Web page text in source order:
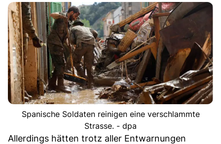
Spanische Soldaten reinigen eine verschlammte
Strasse. - dpa
Allerdings hätten trotz aller Entwarnungen